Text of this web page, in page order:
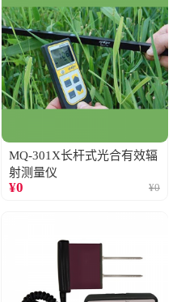
MQ-301X长杆式光合有效辐
射测量仪
¥0 ¥0